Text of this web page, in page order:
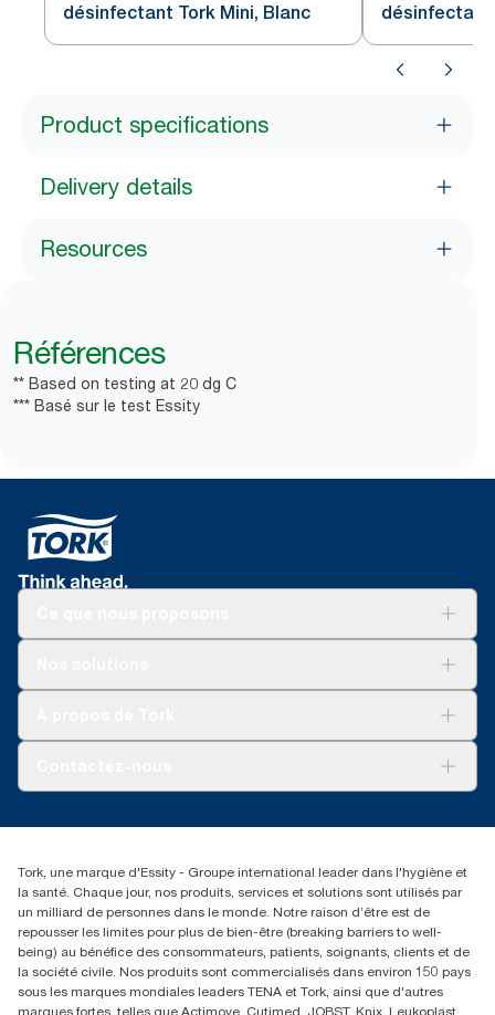
désinfectant Tork Mini, Blanc
désinfectant
Product specifications
Delivery details
Resources
Références
** Based on testing at 20 dg C
*** Basé sur le test Essity
+216 71 11 60 00
52 Rue 8601 ZI CHARGUIA 1
BP194.Tunis, Tunisie
Tork, une marque d'Essity - Groupe international leader dans l'hygiène et
la santé. Chaque jour, nos produits, services et solutions sont utilisés par
un milliard de personnes dans le monde. Notre raison d’être est de
repousser les limites pour plus de bien-être (breaking barriers to well-
being) au bénéfice des consommateurs, patients, soignants, clients et de
la société civile. Nos produits sont commercialisés dans environ 150 pays
sous les marques mondiales leaders TENA et Tork, ainsi que d'autres
marques fortes, telles que Actimove, Cutimed, JOBST, Knix, Leukoplast,